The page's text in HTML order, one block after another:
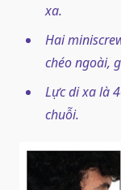
xa.
Hai
chéo ngoài,
Lực di xa là
chuỗi.